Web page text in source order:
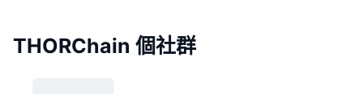
THORChain 個社群